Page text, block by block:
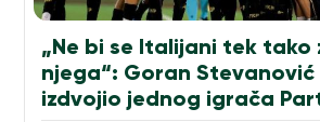
„Ne bi se Italijani tek tako
njega“: Goran
izdvojio jednog igrača